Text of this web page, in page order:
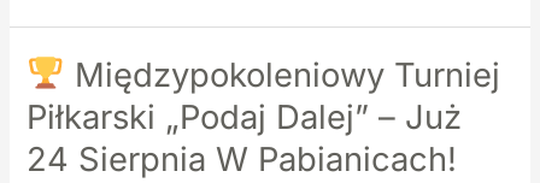
–
inspirujące
z
Tomaszem
Międzypokoleniowy Turniej
Piłkarski „Podaj Dalej” – Już
24 Sierpnia W Pabianicach!